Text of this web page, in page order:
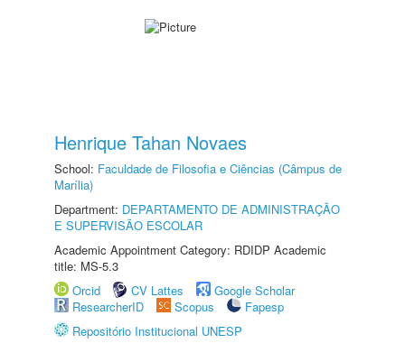
Henrique Tahan Novaes
School: Faculdade de Filosofia e Ciências (Câmpus de
Marília)
Department: DEPARTAMENTO DE ADMINISTRAÇÃO
E SUPERVISÃO ESCOLAR
Academic Appointment Category: RDIDP Academic
title: MS-5.3
Orcid
CV Lattes
Google Scholar
ResearcherID
Scopus
Fapesp
Repositório Institucional UNESP